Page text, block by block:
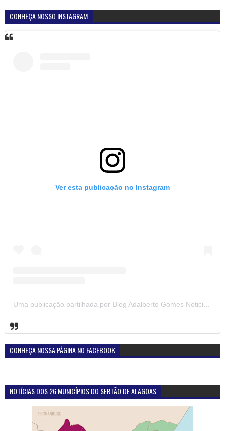
CONHEÇA NOSSO INSTAGRAM
Ver esta publicação no Instagram
Uma publicação partilhada por Blog Adalberto Gomes Noticias (@blogadalbertogomesnoticiass)
CONHEÇA NOSSA PÁGINA NO FACEBOOK
NOTÍCIAS DOS 26 MUNICÍPIOS DO SERTÃO DE ALAGOAS